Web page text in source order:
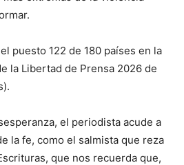
puesto 122 de 180 países en la
la Libertad de Prensa 2026 de
el periodista acude a
la fe, como el salmista que reza
que nos recuerda que,